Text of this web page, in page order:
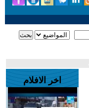
اخر الافلام